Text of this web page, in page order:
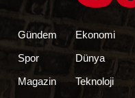
Gündem
Spor
Magazin
Ekonomi
Dünya
Teknoloji